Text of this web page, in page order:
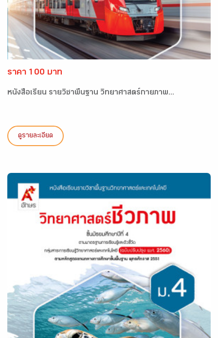
ราคา 100 บาท
หนังสือเรียน รายวิชาพื้นฐาน วิทยาศาสตร์กายภาพ...
ดูรายละเอียด